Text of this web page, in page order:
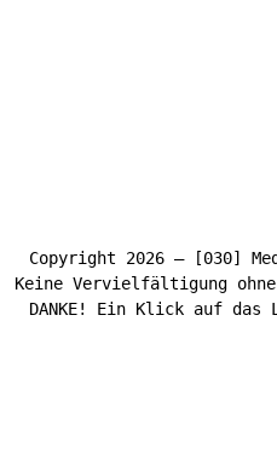
Copyright 2026 – [030]
Keine Vervielfältigung
DANKE! Ein Klick auf das